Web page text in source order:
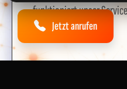
Jetzt anrufen
funktioniert unser